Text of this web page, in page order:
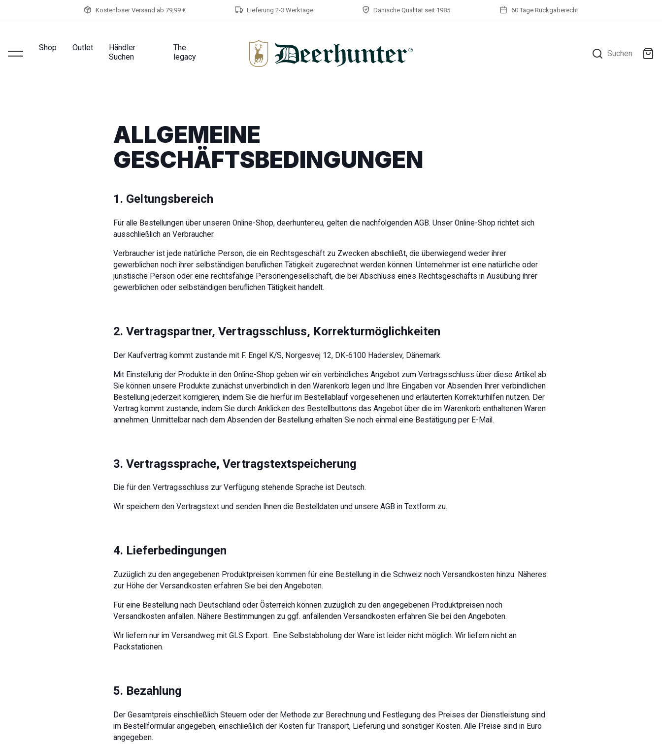
Kostenloser Versand ab 79,99 € Lieferung 2-3 Werktage Dänische Qualität seit 1985 60 Tage Rückgaberecht
Shop Outlet
Händler
Suchen
The
legacy
Suchen
ALLGEMEINE
GESCHÄFTSBEDINGUNGEN
1. Geltungsbereich
Für alle Bestellungen über unseren Online-Shop, deerhunter.eu, gelten die nachfolgenden AGB. Unser Online-Shop richtet sich
ausschließlich an Verbraucher.
Verbraucher ist jede natürliche Person, die ein Rechtsgeschäft zu Zwecken abschließt, die überwiegend weder ihrer
gewerblichen noch ihrer selbständigen beruflichen Tätigkeit zugerechnet werden können. Unternehmer ist eine natürliche oder
juristische Person oder eine rechtsfähige Personengesellschaft, die bei Abschluss eines Rechtsgeschäfts in Ausübung ihrer
gewerblichen oder selbständigen beruflichen Tätigkeit handelt.
2. Vertragspartner, Vertragsschluss, Korrekturmöglichkeiten
Der Kaufvertrag kommt zustande mit F. Engel K/S, Norgesvej 12, DK-6100 Haderslev, Dänemark.
Mit Einstellung der Produkte in den Online-Shop geben wir ein verbindliches Angebot zum Vertragsschluss über diese Artikel ab.
Sie können unsere Produkte zunächst unverbindlich in den Warenkorb legen und Ihre Eingaben vor Absenden Ihrer verbindlichen
Bestellung jederzeit korrigieren, indem Sie die hierfür im Bestellablauf vorgesehenen und erläuterten Korrekturhilfen nutzen. Der
Vertrag kommt zustande, indem Sie durch Anklicken des Bestellbuttons das Angebot über die im Warenkorb enthaltenen Waren
annehmen. Unmittelbar nach dem Absenden der Bestellung erhalten Sie noch einmal eine Bestätigung per E-Mail.
3. Vertragssprache, Vertragstextspeicherung
Die für den Vertragsschluss zur Verfügung stehende Sprache ist Deutsch.
Wir speichern den Vertragstext und senden Ihnen die Bestelldaten und unsere AGB in Textform zu.
4. Lieferbedingungen
Zuzüglich zu den angegebenen Produktpreisen kommen für eine Bestellung in die Schweiz noch Versandkosten hinzu. Näheres
zur Höhe der Versandkosten erfahren Sie bei den Angeboten.
Für eine Bestellung nach Deutschland oder Österreich können zuzüglich zu den angegebenen Produktpreisen noch
Versandkosten anfallen. Nähere Bestimmungen zu ggf. anfallenden Versandkosten erfahren Sie bei den Angeboten.
Wir liefern nur im Versandweg mit GLS Export. Eine Selbstabholung der Ware ist leider nicht möglich. Wir liefern nicht an
Packstationen.
5. Bezahlung
Der Gesamtpreis einschließlich Steuern oder der Methode zur Berechnung und Festlegung des Preises der Dienstleistung sind
im Bestellformular angegeben, einschließlich der Kosten für Transport, Lieferung und sonstiger Kosten. Alle Preise sind in Euro
angegeben.